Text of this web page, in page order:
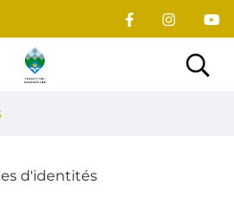
Site officiel du village
d'identités